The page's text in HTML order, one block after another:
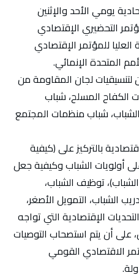
يومي الأحد والإثنين
، ٢١ سبتمبر ٢٠٢٠) المؤتمر التحضيري الإقتصادي
للمؤتمر الإقتصادي
المتحدة الإنمائي.
لجان المقاومة من
الكفاح المسلح، شباب
شباب منظمات المجتمع
بالتركيز على (كيفية
أولويات الشباب وكيفية جعل
توظيف الشباب،
الشباب، التمويل الأصغر،
الإقتصادية التي تواجه
على أن يتم استصحاب التوصيات
الاقتصادي القومي